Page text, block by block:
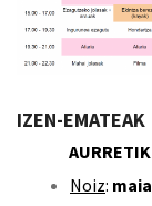
IZEN-EMATEAK
Noiz: